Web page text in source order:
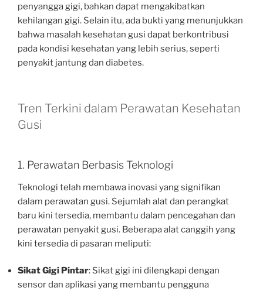
penyangga gigi, bahkan dapat mengakibatkan
kehilangan gigi. Selain itu, ada bukti yang menunjukkan
bahwa masalah kesehatan gusi dapat berkontribusi
pada kondisi kesehatan yang lebih serius, seperti
penyakit jantung dan diabetes.
Tren Terkini dalam Perawatan Kesehatan
Gusi
1. Perawatan Berbasis Teknologi
Teknologi telah membawa inovasi yang signifikan
dalam perawatan gusi. Sejumlah alat dan perangkat
baru kini tersedia, membantu dalam pencegahan dan
perawatan penyakit gusi. Beberapa alat canggih yang
kini tersedia di pasaran meliputi:
Sikat Gigi Pintar: Sikat gigi ini dilengkapi dengan
sensor dan aplikasi yang membantu pengguna